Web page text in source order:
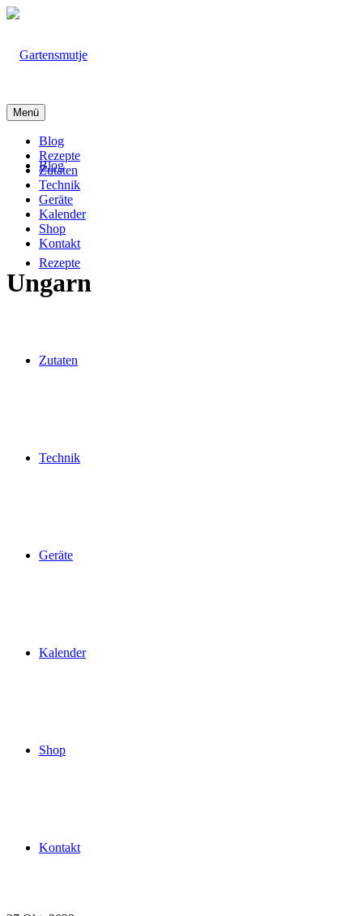
Blog
Rezepte
Zutaten
Technik
Geräte
Kalender
Shop
Kontakt
Menü
Blog
Rezepte
Zutaten
Technik
Geräte
Kalender
Shop
Kontakt
Ungarn